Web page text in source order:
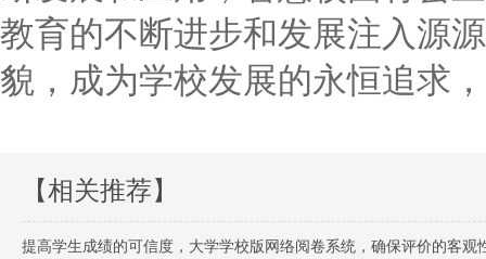
教育的不断进步和发展注入源
貌，成为学校发展的永恒追求
【相关推荐】
提高学生成绩的可信度，大学学校版网络阅卷系统，确保评价的客观